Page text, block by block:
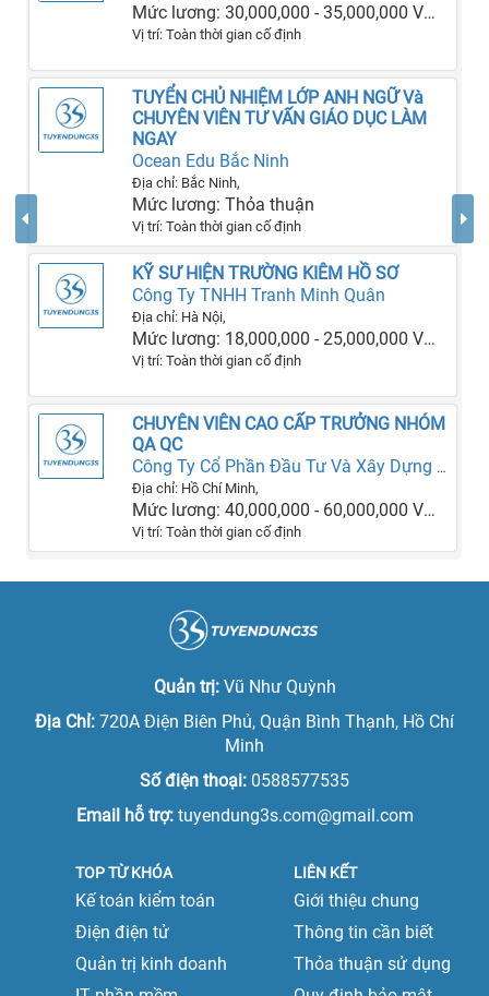
Mức lương: 30,000,000 - 35,000,000 VNĐ
Vị trí: Toàn thời gian cố định
TUYỂN CHỦ NHIỆM LỚP ANH NGỮ Và
CHUYÊN VIÊN TƯ VẤN GIÁO DỤC LÀM
NGAY
Ocean Edu Bắc Ninh
Địa chỉ: Bắc Ninh,
Mức lương: Thỏa thuận
Vị trí: Toàn thời gian cố định
KỸ SƯ HIỆN TRƯỜNG KIÊM HỒ SƠ
Công Ty TNHH Tranh Minh Quân
Địa chỉ: Hà Nội,
Mức lương: 18,000,000 - 25,000,000 VNĐ
Vị trí: Toàn thời gian cố định
CHUYÊN VIÊN CAO CẤP TRƯỞNG NHÓM
QA QC
Công Ty Cổ Phần Đầu Tư Và Xây Dựng SGC
Địa chỉ: Hồ Chí Minh,
Mức lương: 40,000,000 - 60,000,000 VNĐ
Vị trí: Toàn thời gian cố định
Quản trị: Vũ Như Quỳnh
Địa Chỉ: 720A Điện Biên Phủ, Quận Bình Thạnh, Hồ Chí
Minh
Số điện thoại: 0588577535
Email hỗ trợ: tuyendung3s.com@gmail.com
TOP TỪ KHÓA
Kế toán kiểm toán
Điện điện tử
Quản trị kinh doanh
LIÊN KẾT
Giới thiệu chung
Thông tin cần biết
Thỏa thuận sử dụng